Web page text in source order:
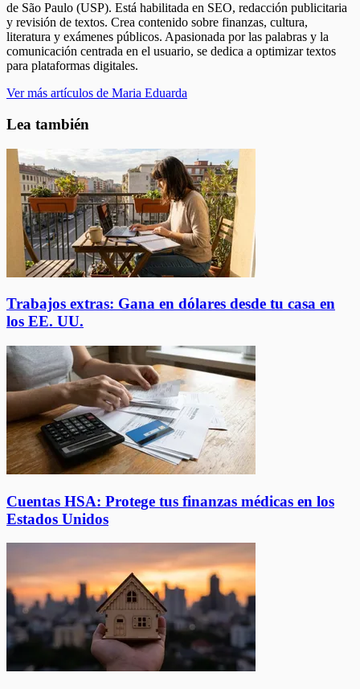
de São Paulo (USP). Está habilitada en SEO, redacción publicitaria
y revisión de textos. Crea contenido sobre finanzas, cultura,
literatura y exámenes públicos. Apasionada por las palabras y la
comunicación centrada en el usuario, se dedica a optimizar textos
para plataformas digitales.
Ver más artículos de Maria Eduarda
Lea también
Trabajos extras: Gana en dólares desde tu casa en
los EE. UU.
Cuentas HSA: Protege tus finanzas médicas en los
Estados Unidos